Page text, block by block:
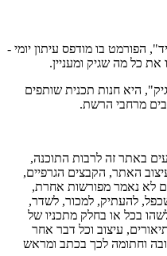
הפורמט בו מודפס עיתון יומי -
כל מה שגיק ומעניין.
היא חנות תכנית שותפים
באתר זה לרבות התוכנה,
האתר, הקבצים הגרפיים,
לא נאמר מפורשות אחרת,
להעתיק, למכור, לשדר,
בכל או בחלק מתכניו של
עיצוב וכל דבר אחר
וחתומה לכך בכתב ומראש